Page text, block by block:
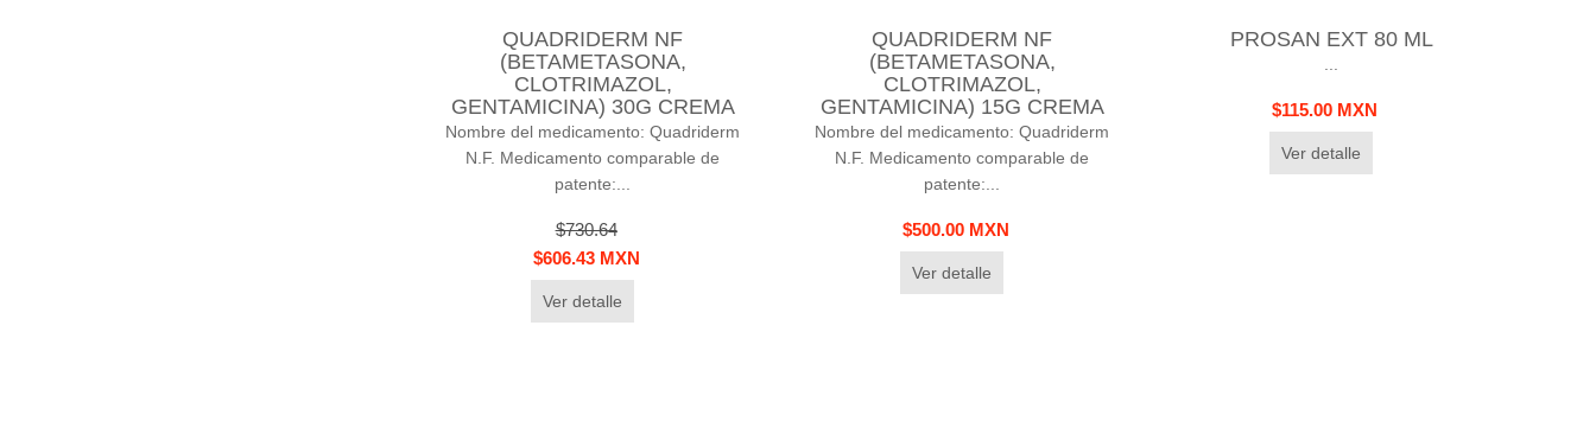
QUADRIDERM NF
(BETAMETASONA,
CLOTRIMAZOL,
GENTAMICINA) 30G CREMA
Nombre del medicamento: Quadriderm
N.F. Medicamento comparable de
patente:...
$730.64
$606.43 MXN
Ver detalle
QUADRIDERM NF
(BETAMETASONA,
CLOTRIMAZOL,
GENTAMICINA) 15G CREMA
Nombre del medicamento: Quadriderm
N.F. Medicamento comparable de
patente:...
$500.00 MXN
Ver detalle
PROSAN EXT 80 ML
$115.00 MXN
Ver detalle